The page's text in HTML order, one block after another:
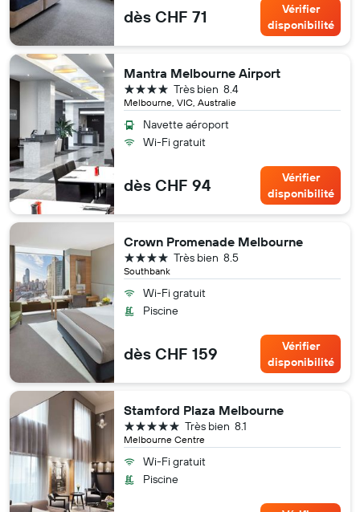
dès CHF 71
Vérifier
disponibilité
Mantra Melbourne Airport
Melbourne, VIC, Australie
8.4
Très bien
4 étoiles
Navette aéroport
Wi-Fi gratuit
dès CHF 94
Vérifier
disponibilité
Crown Promenade Melbourne
Southbank
8.5
Très bien
4 étoiles
Wi-Fi gratuit
Piscine
dès CHF 159
Vérifier
disponibilité
Stamford Plaza Melbourne
Melbourne Centre
8.1
Très bien
5 étoiles
Wi-Fi gratuit
Piscine